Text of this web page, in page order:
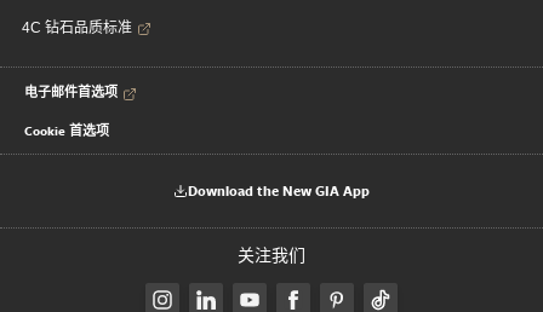
4C 钻石品质标准
电子邮件首选项
Cookie 首选项
Download the New GIA App
关注我们